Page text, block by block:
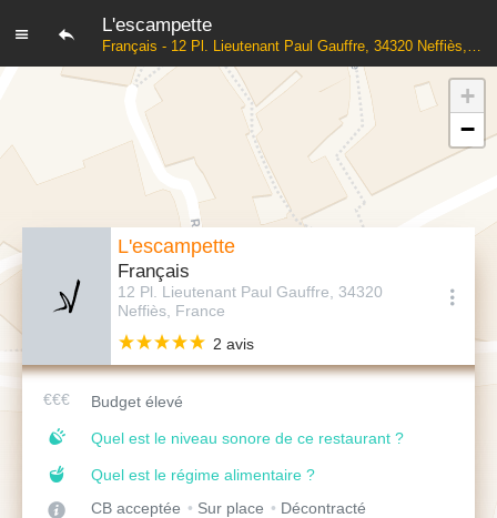
L'escampette
Français - 12 Pl. Lieutenant Paul Gauffre, 34320 Neffiès, France
L'escampette
Français
12 Pl. Lieutenant Paul Gauffre, 34320
Neffiès, France
2 avis
Budget élevé
Quel est le niveau sonore de ce restaurant ?
Quel est le régime alimentaire ?
CB acceptée
Sur place
Décontracté
+
−